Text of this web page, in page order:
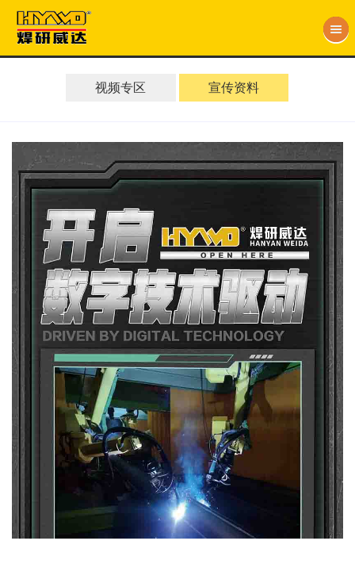
视频专区 宣传资料